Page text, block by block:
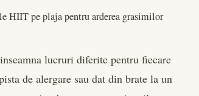
HIIT pe plaja pentru arderea grasimilor
lucruri diferite pentru fiecare
de alergare sau dat din brate la un